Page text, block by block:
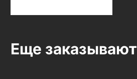
Еще заказывают